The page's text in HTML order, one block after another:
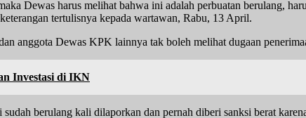
Dewas harus melihat bahwa ini adalah perbuatan berulang,
tertulisnya kepada wartawan, Rabu, 13 April.
anggota Dewas KPK lainnya tak boleh melihat dugaan
Investasi di IKN
berulang kali dilaporkan dan pernah diberi sanksi berat